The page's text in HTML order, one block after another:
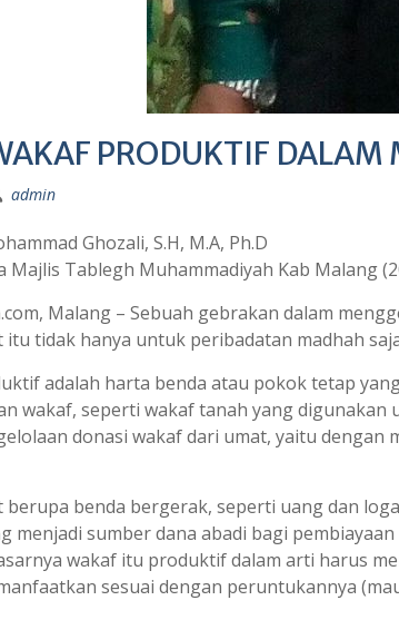
PRODUKTIF
admin
Ghozali, S.H, M.A, Ph.D
Majlis Tablegh Muhammadiyah Kab Malang
Malang – Sebuah gebrakan dalam
itu tidak hanya untuk peribadatan madhah
adalah harta benda atau pokok tetap
wakaf, seperti wakaf tanah yang
donasi wakaf dari umat, yaitu
berupa benda bergerak, seperti uang dan
menjadi sumber dana abadi bagi
wakaf itu produktif dalam arti harus
sesuai dengan peruntukannya